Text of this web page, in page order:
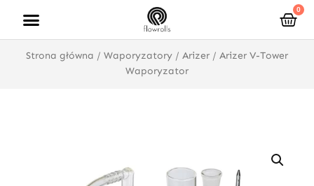
treści
0
Strona główna / Waporyzatory / Arizer / Arizer V-Tower
Waporyzator